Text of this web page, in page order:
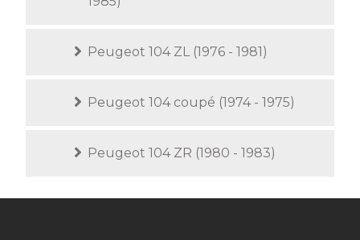
Peugeot 104 ZL (1976 - 1981)
Peugeot 104 coupé (1974 - 1975)
Peugeot 104 ZR (1980 - 1983)